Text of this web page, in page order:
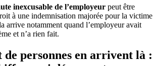
inexcusable de l’employeur peut être
à une indemnisation majorée pour la victime
arrive notamment quand l’employeur avait
et n’a rien fait.
personnes en arrivent là :